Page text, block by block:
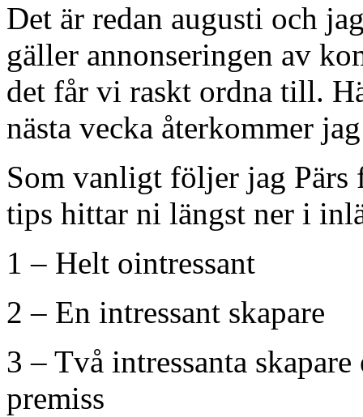
Det är redan augusti och
gäller annonseringen av
det får vi raskt ordna till.
nästa vecka återkommer
Som vanligt följer jag Pärs
tips hittar ni längst ner i
1 – Helt ointressant
2 – En intressant skapare
3 – Två intressanta
premiss